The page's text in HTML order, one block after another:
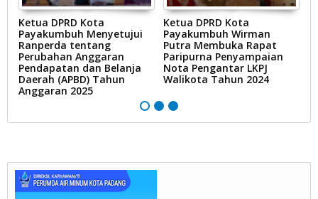
Ketua DPRD Kota
Payakumbuh Menyetujui
Ranperda tentang
Perubahan Anggaran
Pendapatan dan Belanja
Daerah (APBD) Tahun
Anggaran 2025
Ketua DPRD Kota
Payakumbuh Wirman
Putra Membuka Rapat
Paripurna Penyampaian
Nota Pengantar LKPJ
Walikota Tahun 2024